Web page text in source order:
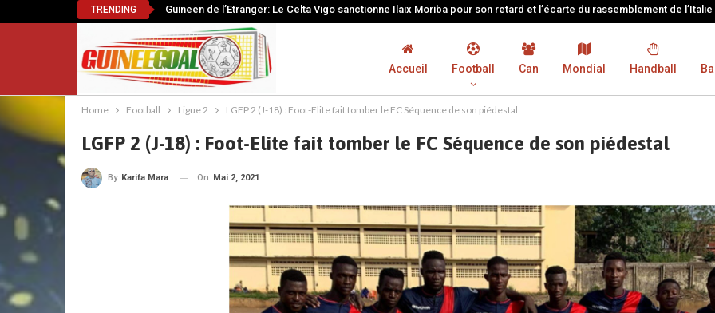
TRENDING Guineen de l’Etranger: Le Celta Vigo sanctionne Ilaix Moriba pour son retard et l’écarte du rassemblement de l’Italie
Accueil Football Can Mondial Handball
Home Football Ligue 2 LGFP 2 (J-18) : Foot-Elite fait tomber le FC Séquence de son piédestal
LGFP 2 (J-18) : Foot-Elite fait tomber le FC Séquence de son piédestal
By Karifa Mara On Mai 2, 2021